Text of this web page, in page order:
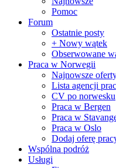
Pomoc
Forum
Ostatnie posty
+ Nowy wątek
Obserwowane
Praca w Norwegii
Najnowsze
Lista agencji
CV po norwesku
Praca w Bergen
Praca w
Praca w Oslo
Dodaj oferę
Wspólna podróż
Usługi